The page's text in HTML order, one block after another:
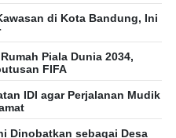
di Kota Bandung, Ini
Piala Dunia 2034,
FIFA
IDI agar Perjalanan Mudik
Dinobatkan sebagai Desa